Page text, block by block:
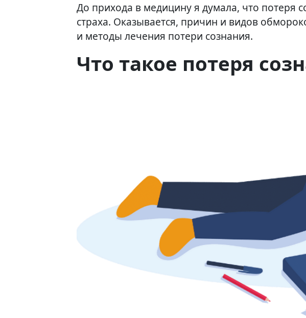
До прихода в медицину я думала, что потеря
страха. Оказывается, причин и видов
и методы лечения потери сознания.
Что такое потеря